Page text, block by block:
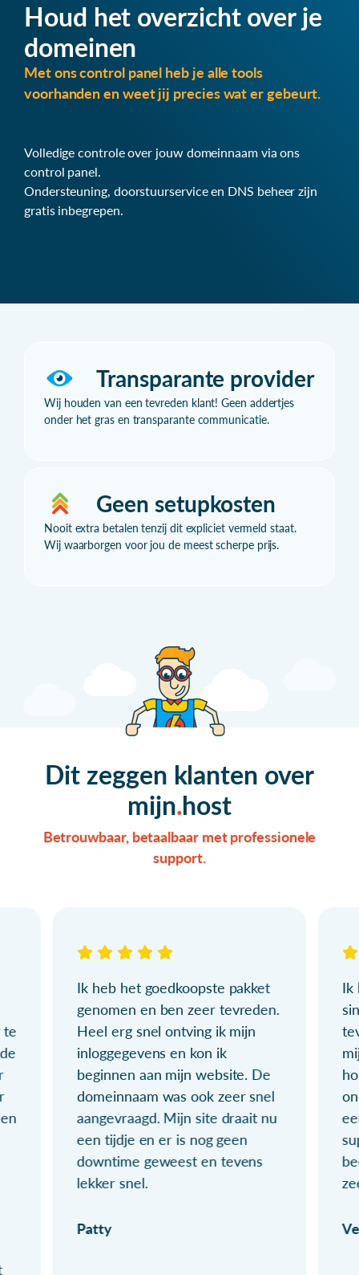
Houd het overzicht over je
domeinen
Met ons control panel heb je alle tools
voorhanden en weet jij precies wat er gebeurt.
Volledige controle over jouw domeinnaam via ons
control panel.
Ondersteuning, doorstuurservice en DNS beheer zijn
gratis inbegrepen.
Transparante provider
Wij houden van een tevreden klant! Geen addertjes
onder het gras en transparante communicatie.
Geen setupkosten
Nooit extra betalen tenzij dit expliciet vermeld staat.
Wij waarborgen voor jou de meest scherpe prijs.
Dit zeggen klanten over
mijn host
Betrouwbaar, betaalbaar met professionele
support.
te
Ik heb het goedkoopste pakket
genomen en ben zeer tevreden.
Heel erg snel ontving ik mijn
inloggegevens en kon ik
beginnen aan mijn website. De
domeinnaam was ook zeer snel
aangevraagd. Mijn site draait nu
een tijdje en er is nog geen
downtime geweest en tevens
lekker snel.
Patty
Ik